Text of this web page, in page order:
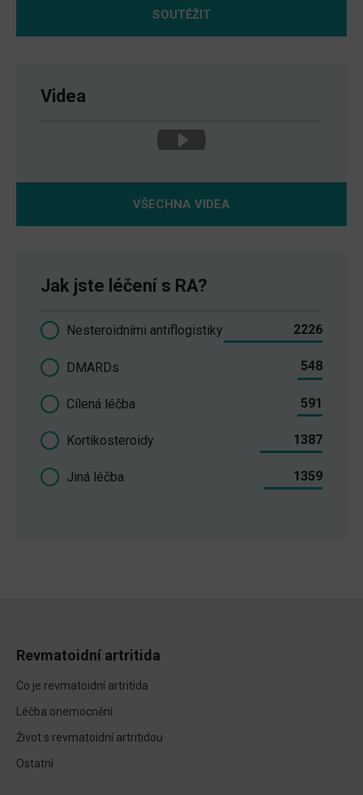
SOUTĚŽIT
Videa
VŠECHNA VIDEA
Jak jste léčení s RA?
Nesteroidními antiflogistiky 2226
DMARDs 548
Cílená léčba 591
Kortikosteroidy 1387
Jiná léčba 1359
Revmatoidní artritida
Co je revmatoidní artritida
Léčba onemocnění
Život s revmatoidní artritidou
Ostatní